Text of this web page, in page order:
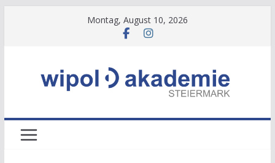
Montag, August 10, 2026